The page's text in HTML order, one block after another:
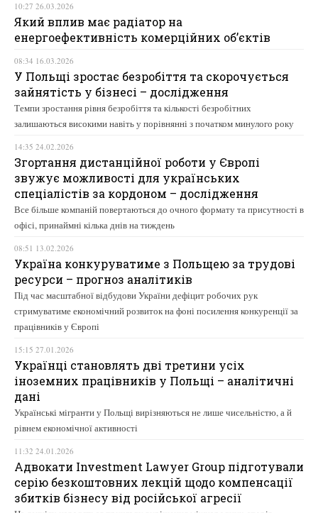
10:27 26.03.2026
Який вплив має радіатор на
енергоефективність комерційних об’єктів
08:34 16.03.2026
У Польщі зростає безробіття та скорочується
зайнятість у бізнесі – дослідження
Темпи зростання рівня безробіття та кількості безробітних
залишаються високими навіть у порівнянні з початком минулого року
14:35 24.02.2026
Згортання дистанційної роботи у Європі
звужує можливості для українських
спеціалістів за кордоном – дослідження
Все більше компаній повертаються до очного формату та присутності в
офісі, принаймні кілька днів на тиждень
08:51 13.02.2026
Україна конкуруватиме з Польщею за трудові
ресурси – прогноз аналітиків
Під час масштабної відбудови України дефіцит робочих рук
стримуватиме економічний розвиток на фоні посилення конкуренції за
працівників у Європі
15:15 27.01.2026
Українці становлять дві третини усіх
іноземних працівників у Польщі – аналітичні
дані
Українські мігранти у Польщі вирізняються не лише чисельністю, а й
рівнем економічної активності
11:32 24.01.2026
Адвокати Investment Lawyer Group підготували
серію безкоштовних лекцій щодо компенсації
збитків бізнесу від російської агресії